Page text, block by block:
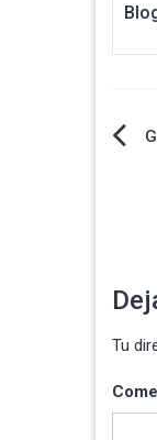
Tu